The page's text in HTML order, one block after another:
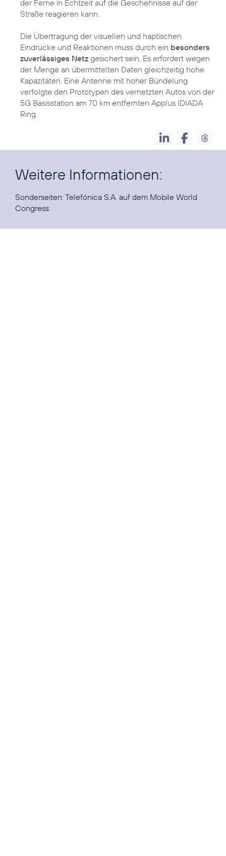
der Ferne in Echtzeit auf die Geschehnisse auf der
Straße reagieren kann.
Die Übertragung der visuellen und haptischen
Eindrücke und Reaktionen muss durch ein besonders
zuverlässiges Netz gesichert sein. Es erfordert wegen
der Menge an übermittelten Daten gleichzeitig hohe
Kapazitäten. Eine Antenne mit hoher Bündelung
verfolgte den Prototypen des vernetzten Autos von der
5G Basisstation am 70 km entfernten Applus IDIADA
Ring.
Weitere Informationen:
Sonderseiten:Telefónica S.A. auf dem Mobile World
Congress